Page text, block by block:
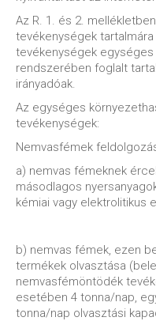
Az R. 1. és 2.
tevékenységek
tevékenységek
rendszerében foglalt
irányadóak.
Az egységes
tevékenységek:
Nemvasfémek
a) nemvas fémeknek
másodlagos
kémiai vagy elektrolitikus
b) nemvas fémek, ezen
termékek olvasztása
nemvasfémöntödék
esetében 4 tonna/nap,
tonna/nap olvasztási